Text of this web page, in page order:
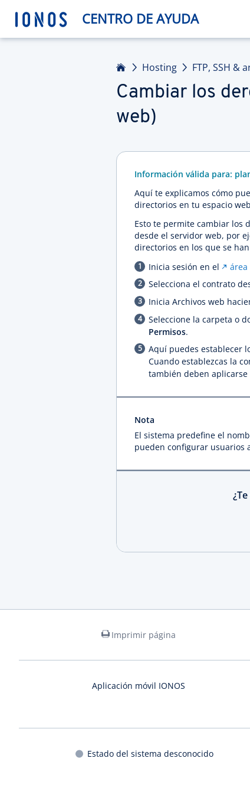
CENTRO DE AYUDA
Hosting FTP, SSH &
Cambiar los
web)
Información válida para:
Aquí te explicamos cómo
directorios en tu espacio
Esto te permite cambiar los
desde el servidor web, por
directorios en los que se
Inicia sesión en el
área
Selecciona el contrato
Inicia Archivos web
Seleccione la carpeta o
Permisos.
Aquí puedes establecer
Cuando establezcas la
también deben
Nota
El sistema predefine el
pueden configurar usuarios
Imprimir página
Aplicación móvil IONOS
Estado del sistema desconocido